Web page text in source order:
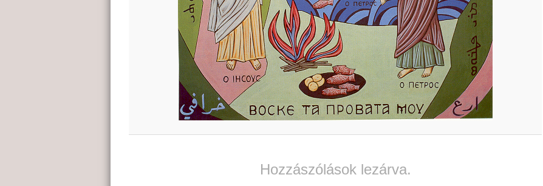
Hozzászólások lezárva.